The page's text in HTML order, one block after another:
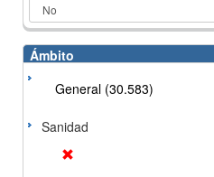
Ámbito
General (30.583)
Sanidad